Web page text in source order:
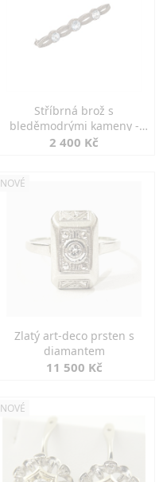
Stříbrná brož s
bleděmodrými kameny -
jemná elegance
2 400 Kč
NOVÉ
Zlatý art-deco prsten s
diamantem
11 500 Kč
NOVÉ